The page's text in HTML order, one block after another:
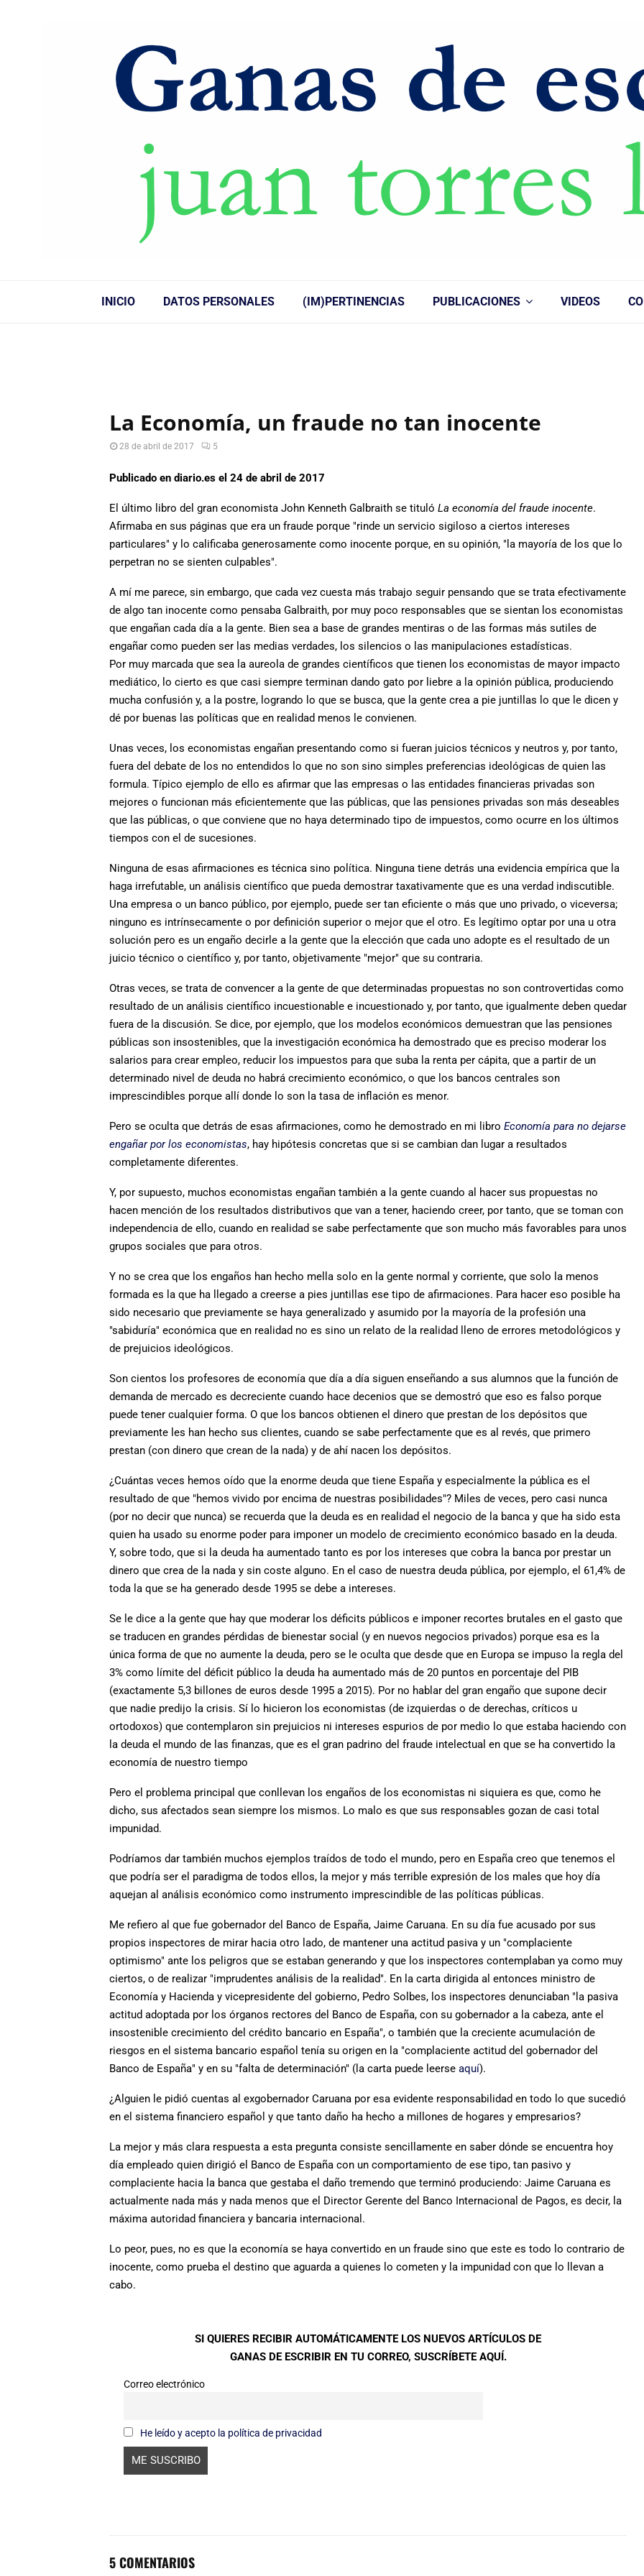
INICIO DATOS PERSONALES (IM)PERTINENCIAS PUBLICACIONES VIDEOS
La Economía, un fraude no tan inocente
28 de abril de 2017 5
Publicado en diario.es el 24 de abril de 2017
El último libro del gran economista John Kenneth Galbraith se tituló La economía del fraude inocente.
Afirmaba en sus páginas que era un fraude porque "rinde un servicio sigiloso a ciertos intereses
particulares" y lo calificaba generosamente como inocente porque, en su opinión, "la mayoría de los que lo
perpetran no se sienten culpables".
A mí me parece, sin embargo, que cada vez cuesta más trabajo seguir pensando que se trata efectivamente
de algo tan inocente como pensaba Galbraith, por muy poco responsables que se sientan los economistas
que engañan cada día a la gente. Bien sea a base de grandes mentiras o de las formas más sutiles de
engañar como pueden ser las medias verdades, los silencios o las manipulaciones estadísticas.
Por muy marcada que sea la aureola de grandes científicos que tienen los economistas de mayor impacto
mediático, lo cierto es que casi siempre terminan dando gato por liebre a la opinión pública, produciendo
mucha confusión y, a la postre, logrando lo que se busca, que la gente crea a pie juntillas lo que le dicen y
dé por buenas las políticas que en realidad menos le convienen.
Unas veces, los economistas engañan presentando como si fueran juicios técnicos y neutros y, por tanto,
fuera del debate de los no entendidos lo que no son sino simples preferencias ideológicas de quien las
formula. Típico ejemplo de ello es afirmar que las empresas o las entidades financieras privadas son
mejores o funcionan más eficientemente que las públicas, que las pensiones privadas son más deseables
que las públicas, o que conviene que no haya determinado tipo de impuestos, como ocurre en los últimos
tiempos con el de sucesiones.
Ninguna de esas afirmaciones es técnica sino política. Ninguna tiene detrás una evidencia empírica que la
haga irrefutable, un análisis científico que pueda demostrar taxativamente que es una verdad indiscutible.
Una empresa o un banco público, por ejemplo, puede ser tan eficiente o más que uno privado, o viceversa;
ninguno es intrínsecamente o por definición superior o mejor que el otro. Es legítimo optar por una u otra
solución pero es un engaño decirle a la gente que la elección que cada uno adopte es el resultado de un
juicio técnico o científico y, por tanto, objetivamente "mejor" que su contraria.
Otras veces, se trata de convencer a la gente de que determinadas propuestas no son controvertidas como
resultado de un análisis científico incuestionable e incuestionado y, por tanto, que igualmente deben quedar
fuera de la discusión. Se dice, por ejemplo, que los modelos económicos demuestran que las pensiones
públicas son insostenibles, que la investigación económica ha demostrado que es preciso moderar los
salarios para crear empleo, reducir los impuestos para que suba la renta per cápita, que a partir de un
determinado nivel de deuda no habrá crecimiento económico, o que los bancos centrales son
imprescindibles porque allí donde lo son la tasa de inflación es menor.
Pero se oculta que detrás de esas afirmaciones, como he demostrado en mi libro Economía para no dejarse
engañar por los economistas, hay hipótesis concretas que si se cambian dan lugar a resultados
completamente diferentes.
Y, por supuesto, muchos economistas engañan también a la gente cuando al hacer sus propuestas no
hacen mención de los resultados distributivos que van a tener, haciendo creer, por tanto, que se toman con
independencia de ello, cuando en realidad se sabe perfectamente que son mucho más favorables para unos
grupos sociales que para otros.
Y no se crea que los engaños han hecho mella solo en la gente normal y corriente, que solo la menos
formada es la que ha llegado a creerse a pies juntillas ese tipo de afirmaciones. Para hacer eso posible ha
sido necesario que previamente se haya generalizado y asumido por la mayoría de la profesión una
"sabiduría" económica que en realidad no es sino un relato de la realidad lleno de errores metodológicos y
de prejuicios ideológicos.
Son cientos los profesores de economía que día a día siguen enseñando a sus alumnos que la función de
demanda de mercado es decreciente cuando hace decenios que se demostró que eso es falso porque
puede tener cualquier forma. O que los bancos obtienen el dinero que prestan de los depósitos que
previamente les han hecho sus clientes, cuando se sabe perfectamente que es al revés, que primero
prestan (con dinero que crean de la nada) y de ahí nacen los depósitos.
¿Cuántas veces hemos oído que la enorme deuda que tiene España y especialmente la pública es el
resultado de que "hemos vivido por encima de nuestras posibilidades"? Miles de veces, pero casi nunca
(por no decir que nunca) se recuerda que la deuda es en realidad el negocio de la banca y que ha sido esta
quien ha usado su enorme poder para imponer un modelo de crecimiento económico basado en la deuda.
Y, sobre todo, que si la deuda ha aumentado tanto es por los intereses que cobra la banca por prestar un
dinero que crea de la nada y sin coste alguno. En el caso de nuestra deuda pública, por ejemplo, el 61,4% de
toda la que se ha generado desde 1995 se debe a intereses.
Se le dice a la gente que hay que moderar los déficits públicos e imponer recortes brutales en el gasto que
se traducen en grandes pérdidas de bienestar social (y en nuevos negocios privados) porque esa es la
única forma de que no aumente la deuda, pero se le oculta que desde que en Europa se impuso la regla del
3% como límite del déficit público la deuda ha aumentado más de 20 puntos en porcentaje del PIB
(exactamente 5,3 billones de euros desde 1995 a 2015). Por no hablar del gran engaño que supone decir
que nadie predijo la crisis. Sí lo hicieron los economistas (de izquierdas o de derechas, críticos u
ortodoxos) que contemplaron sin prejuicios ni intereses espurios de por medio lo que estaba haciendo con
la deuda el mundo de las finanzas, que es el gran padrino del fraude intelectual en que se ha convertido la
economía de nuestro tiempo
Pero el problema principal que conllevan los engaños de los economistas ni siquiera es que, como he
dicho, sus afectados sean siempre los mismos. Lo malo es que sus responsables gozan de casi total
impunidad.
Podríamos dar también muchos ejemplos traídos de todo el mundo, pero en España creo que tenemos el
que podría ser el paradigma de todos ellos, la mejor y más terrible expresión de los males que hoy día
aquejan al análisis económico como instrumento imprescindible de las políticas públicas.
Me refiero al que fue gobernador del Banco de España, Jaime Caruana. En su día fue acusado por sus
propios inspectores de mirar hacia otro lado, de mantener una actitud pasiva y un "complaciente
optimismo" ante los peligros que se estaban generando y que los inspectores contemplaban ya como muy
ciertos, o de realizar "imprudentes análisis de la realidad". En la carta dirigida al entonces ministro de
Economía y Hacienda y vicepresidente del gobierno, Pedro Solbes, los inspectores denunciaban "la pasiva
actitud adoptada por los órganos rectores del Banco de España, con su gobernador a la cabeza, ante el
insostenible crecimiento del crédito bancario en España", o también que la creciente acumulación de
riesgos en el sistema bancario español tenía su origen en la "complaciente actitud del gobernador del
Banco de España" y en su "falta de determinación" (la carta puede leerse aquí).
¿Alguien le pidió cuentas al exgobernador Caruana por esa evidente responsabilidad en todo lo que sucedió
en el sistema financiero español y que tanto daño ha hecho a millones de hogares y empresarios?
La mejor y más clara respuesta a esta pregunta consiste sencillamente en saber dónde se encuentra hoy
día empleado quien dirigió el Banco de España con un comportamiento de ese tipo, tan pasivo y
complaciente hacia la banca que gestaba el daño tremendo que terminó produciendo: Jaime Caruana es
actualmente nada más y nada menos que el Director Gerente del Banco Internacional de Pagos, es decir, la
máxima autoridad financiera y bancaria internacional.
Lo peor, pues, no es que la economía se haya convertido en un fraude sino que este es todo lo contrario de
inocente, como prueba el destino que aguarda a quienes lo cometen y la impunidad con que lo llevan a
cabo.
SI QUIERES RECIBIR AUTOMÁTICAMENTE LOS NUEVOS ARTÍCULOS DE
GANAS DE ESCRIBIR EN TU CORREO, SUSCRÍBETE AQUÍ.
Correo electrónico
He leído y acepto la política de privacidad
5 COMENTARIOS